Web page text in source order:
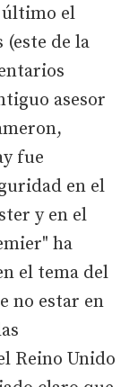
último el
(este de la
asesor
fue
en el
y en el
ha
el tema del
no estar en
Reino Unido